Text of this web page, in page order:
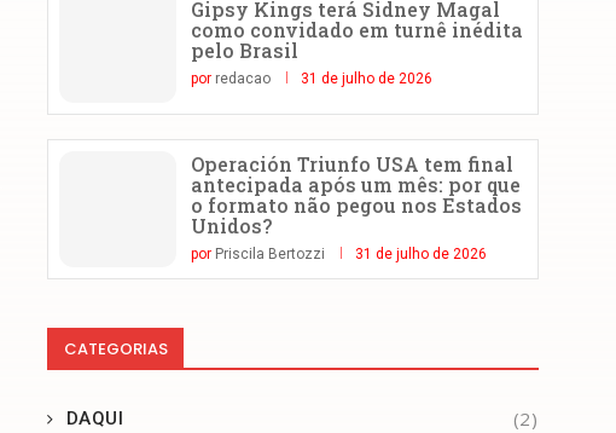
Gipsy Kings terá Sidney Magal
como convidado em turnê inédita
pelo Brasil
por redacao 31 de julho de 2026
Operación Triunfo USA tem final
antecipada após um mês: por que
o formato não pegou nos Estados
Unidos?
por Priscila Bertozzi 31 de julho de 2026
CATEGORIAS
DAQUI (2)